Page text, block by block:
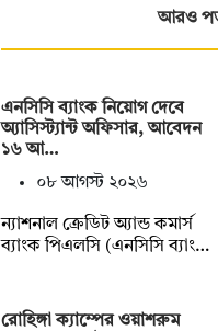
আরও
এনসিসি ব্যাংক নিয়োগ দেবে
অ্যাসিস্ট্যান্ট অফিসার, আবেদন
১৬ আ…
০৮ আগস্ট ২০২৬
ন্যাশনাল ক্রেডিট অ্যান্ড কমার্স
ব্যাংক পিএলসি (এনসিসি ব্যাং…
রোহিঙ্গা ক্যাম্পের ওয়াশরুম